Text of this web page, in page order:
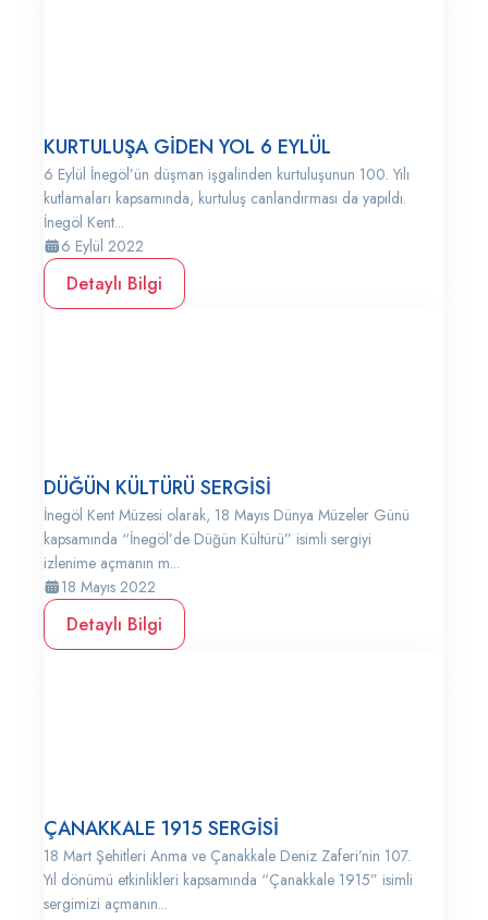
KURTULUŞA GİDEN YOL 6 EYLÜL
6 Eylül İnegöl’ün düşman işgalinden kurtuluşunun 100. Yılı
kutlamaları kapsamında, kurtuluş canlandırması da yapıldı.
İnegöl Kent...
6 Eylül 2022
Detaylı Bilgi
DÜĞÜN KÜLTÜRÜ SERGİSİ
İnegöl Kent Müzesi olarak, 18 Mayıs Dünya Müzeler Günü
kapsamında “İnegöl’de Düğün Kültürü” isimli sergiyi
izlenime açmanın m...
18 Mayıs 2022
Detaylı Bilgi
ÇANAKKALE 1915 SERGİSİ
18 Mart Şehitleri Anma ve Çanakkale Deniz Zaferi’nin 107.
Yıl dönümü etkinlikleri kapsamında “Çanakkale 1915” isimli
sergimizi açmanın...